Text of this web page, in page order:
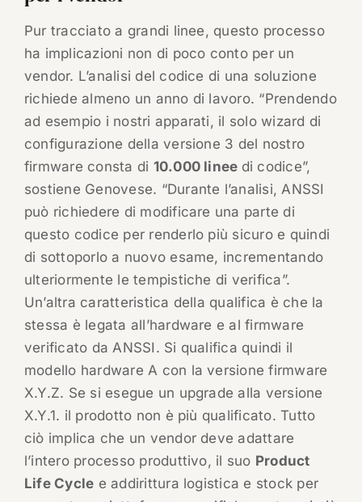
Pur tracciato a grandi linee, questo processo
ha implicazioni non di poco conto per un
vendor. L’analisi del codice di una soluzione
richiede almeno un anno di lavoro. “Prendendo
ad esempio i nostri apparati, il solo wizard di
configurazione della versione 3 del nostro
firmware consta di 10.000 linee di codice”,
sostiene Genovese. “Durante l’analisi, ANSSI
può richiedere di modificare una parte di
questo codice per renderlo più sicuro e quindi
di sottoporlo a nuovo esame, incrementando
ulteriormente le tempistiche di verifica”.
Un’altra caratteristica della qualifica è che la
stessa è legata all’hardware e al firmware
verificato da ANSSI. Si qualifica quindi il
modello hardware A con la versione firmware
X.Y.Z. Se si esegue un upgrade alla versione
X.Y.1. il prodotto non è più qualificato. Tutto
ciò implica che un vendor deve adattare
l’intero processo produttivo, il suo Product
Life Cycle e addirittura logistica e stock per